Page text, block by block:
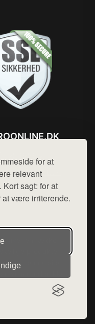
for at
relevant
sagt: for at
at være irriterende.
hej@want.dk
og privatlivspolitik
en række
produkter fra
fra denne side - vi
Vi har heller ikke